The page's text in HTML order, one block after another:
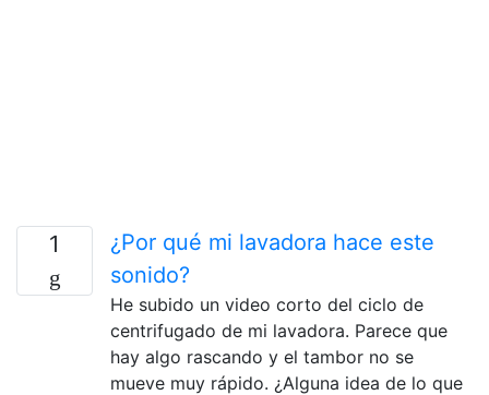
1
¿Por qué mi lavadora hace este
sonido?
He subido un video corto del ciclo de
centrifugado de mi lavadora. Parece que
hay algo rascando y el tambor no se
mueve muy rápido. ¿Alguna idea de lo que